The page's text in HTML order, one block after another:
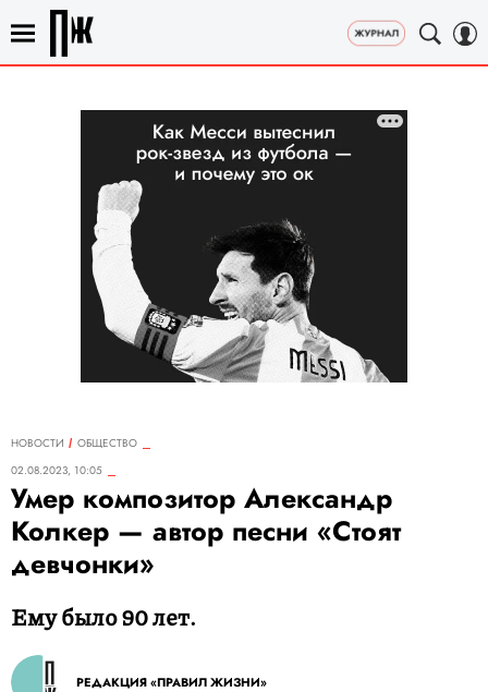
НОВОСТИ
ОБЩЕСТВО
02.08.2023, 10:05
Умер композитор Александр
Колкер — автор песни «Стоят
девчонки»
Ему было 90 лет.
РЕДАКЦИЯ «ПРАВИЛ ЖИЗНИ»